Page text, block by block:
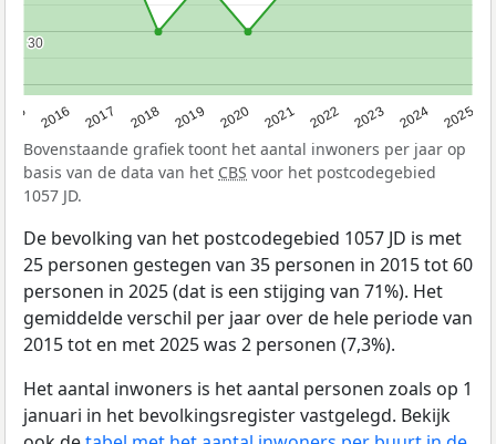
2016 2017 2018 2019 2020 2021 2022 2023 2024 2025
30
30
Bovenstaande grafiek toont het aantal inwoners per jaar op
basis van de data van het CBS voor het postcodegebied
1057 JD.
De bevolking van het postcodegebied 1057 JD is met
25 personen gestegen van 35 personen in 2015 tot 60
personen in 2025 (dat is een stijging van 71%). Het
gemiddelde verschil per jaar over de hele periode van
2015 tot en met 2025 was 2 personen (7,3%).
Het aantal inwoners is het aantal personen zoals op 1
januari in het bevolkingsregister vastgelegd. Bekijk